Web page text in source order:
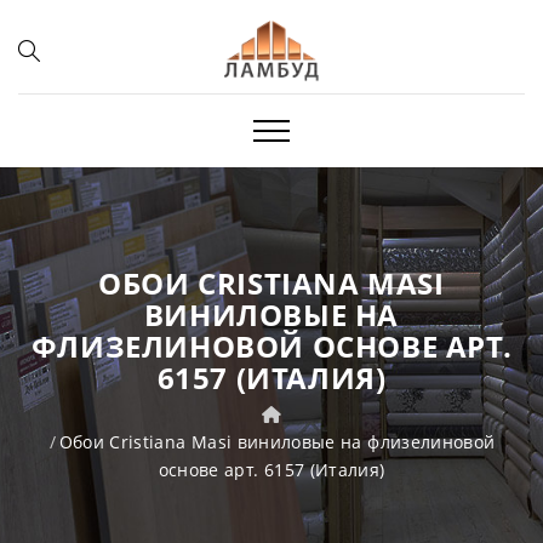
ОБОИ CRISTIANA MASI
ВИНИЛОВЫЕ НА
ФЛИЗЕЛИНОВОЙ ОСНОВЕ АРТ.
6157 (ИТАЛИЯ)
Обои Cristiana Masi виниловые на флизелиновой
основе арт. 6157 (Италия)